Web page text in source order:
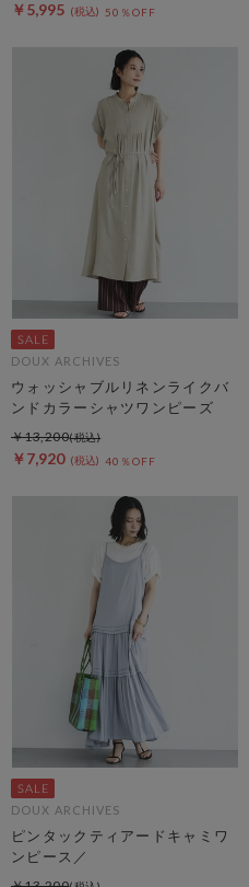
￥5,995 50％OFF
DOUX ARCHIVES
ウォッシャブルリネンライクバ
ンドカラーシャツワンピーズ
￥7,920 40％OFF
￥13,200
DOUX ARCHIVES
ピンタックティアードキャミワ
ンピース／